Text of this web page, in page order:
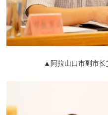
▲阿拉山口市副市长